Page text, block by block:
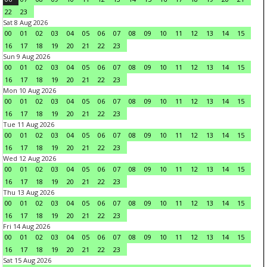
22
23
Sat 8 Aug 2026
00
01 02 03 04 05 06 07 08 09 10 11 12 13 14
15
16
17 18 19 20 21 22
23
Sun 9 Aug 2026
00
01 02 03 04 05 06 07 08 09 10 11 12 13 14
15
16
17 18 19 20 21 22
23
Mon 10 Aug 2026
00
01 02 03 04 05 06 07 08 09 10 11 12 13 14
15
16
17 18 19 20 21 22
23
Tue 11 Aug 2026
00
01 02 03 04 05 06 07 08 09 10 11 12 13 14
15
16
17 18 19 20 21 22
23
Wed 12 Aug 2026
00
01 02 03 04 05 06 07 08 09 10 11 12 13 14
15
16
17 18 19 20 21 22
23
Thu 13 Aug 2026
00
01 02 03 04 05 06 07 08 09 10 11 12 13 14
15
16
17 18 19 20 21 22
23
Fri 14 Aug 2026
00
01 02 03 04 05 06 07 08 09 10 11 12 13 14
15
16
17 18 19 20 21 22
23
Sat 15 Aug 2026